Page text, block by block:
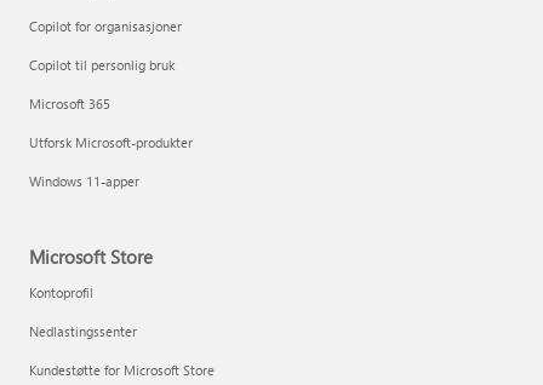
Copilot for organisasjoner
Copilot til personlig bruk
Microsoft 365
Utforsk Microsoft-produkter
Windows 11-apper
Microsoft Store
Kontoprofil
Nedlastingssenter
Kundestøtte for Microsoft Store